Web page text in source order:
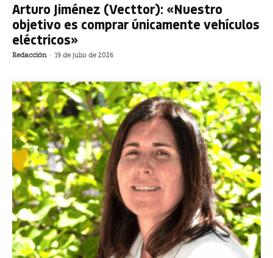
Arturo Jiménez (Vecttor): «Nuestro
objetivo es comprar únicamente vehículos
eléctricos»
Redacción - 19 de julio de 2026